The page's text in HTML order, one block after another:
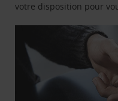
votre disposition pour